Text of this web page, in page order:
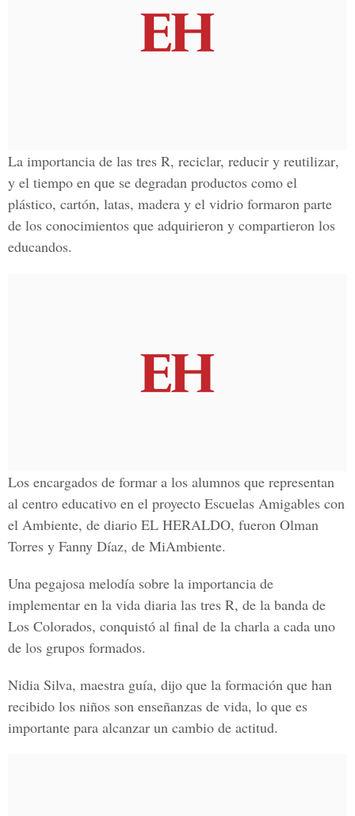
La importancia de las tres R, reciclar, reducir y reutilizar,
y el tiempo en que se degradan productos como el
plástico, cartón, latas, madera y el vidrio formaron parte
de los conocimientos que adquirieron y compartieron los
educandos.
Los encargados de formar a los alumnos que representan
al centro educativo en el proyecto Escuelas Amigables con
el Ambiente, de diario EL HERALDO, fueron Olman
Torres y Fanny Díaz, de MiAmbiente.
Una pegajosa melodía sobre la importancia de
implementar en la vida diaria las tres R, de la banda de
Los Colorados, conquistó al final de la charla a cada uno
de los grupos formados.
Nidia Silva, maestra guía, dijo que la formación que han
recibido los niños son enseñanzas de vida, lo que es
importante para alcanzar un cambio de actitud.